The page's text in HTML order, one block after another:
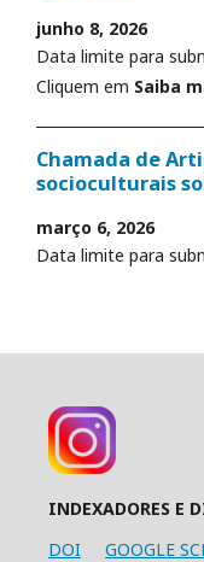
junho 8, 2026
Data limite para
Cliquem em Saiba
Chamada de
socioculturais
março 6, 2026
Data limite para
INDEXADORES E
DOI
GOOGLE